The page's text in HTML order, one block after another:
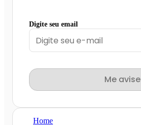
Digite seu email
Me avise
Home